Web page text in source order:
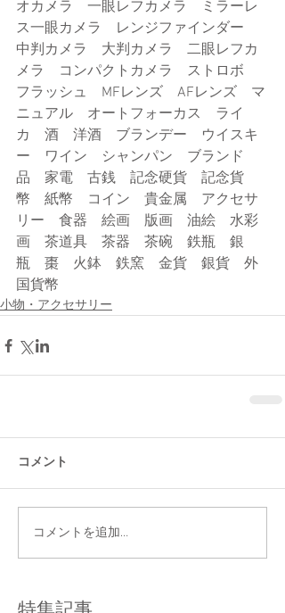
オカメラ　一眼レフカメラ　ミラーレ
ス一眼カメラ　レンジファインダー
中判カメラ　大判カメラ　二眼レフカ
メラ　コンパクトカメラ　ストロボ
フラッシュ　MFレンズ　AFレンズ　マ
ニュアル　オートフォーカス　ライ
カ　酒　洋酒　ブランデー　ウイスキ
ー　ワイン　シャンパン　ブランド
品　家電　古銭　記念硬貨　記念貨
幣　紙幣　コイン　貴金属　アクセサ
リー　食器　絵画　版画　油絵　水彩
画　茶道具　茶器　茶碗　鉄瓶　銀
瓶　棗　火鉢　鉄窯　金貨　銀貨　外
国貨幣
小物・アクセサリー
コメント
コメントを追加…